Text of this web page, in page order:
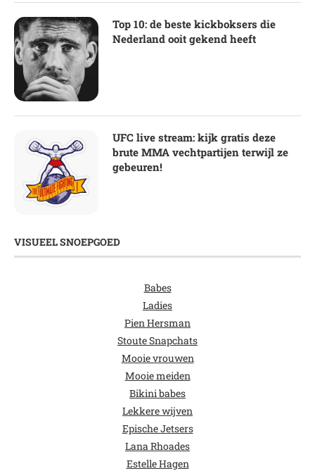
Top 10: de beste kickboksers die
Nederland ooit gekend heeft
UFC live stream: kijk gratis deze
brute MMA vechtpartijen terwijl ze
gebeuren!
VISUEEL SNOEPGOED
Babes
Ladies
Pien Hersman
Stoute Snapchats
Mooie vrouwen
Mooie meiden
Bikini babes
Lekkere wijven
Epische Jetsers
Lana Rhoades
Estelle Hagen